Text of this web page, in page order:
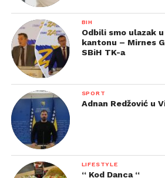
BIH
Odbili smo ulazak
kantonu – Mirnes
SBiH TK-a
SPORT
Adnan Redžović u
LIFESTYLE
“ Kod Danca “